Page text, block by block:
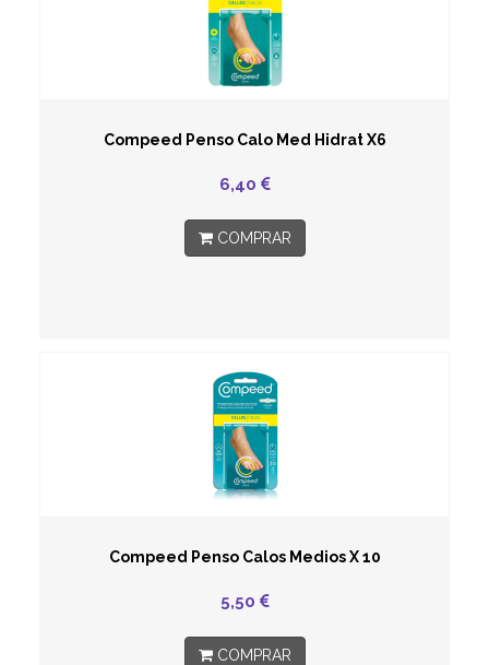
Compeed Penso Calo Med Hidrat X6
6,40
COMPRAR
Compeed Penso Calos Medios X 10
5,50
COMPRAR